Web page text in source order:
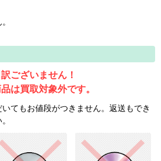
ございません！
は買取対象外です。
てもお値段がつきません。返送もでき